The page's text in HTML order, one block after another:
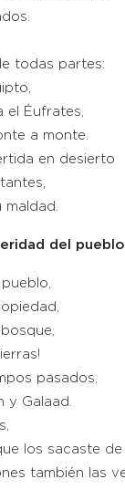
todas partes:
el Éufrates,
a monte.
en desierto
del pueblo
pasados,
y Galaad.
los sacaste de
también las